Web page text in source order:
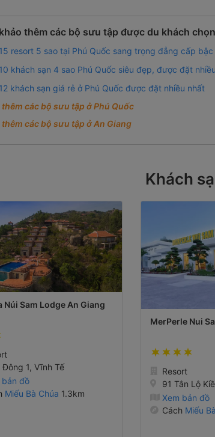
thêm các bộ sưu tập được du khách
resort 5 sao tại Phú Quốc sang trọng đẳng cấp bậc
khách sạn 4 sao Phú Quốc siêu đẹp, được đặt
khách sạn giá rẻ ở Phú Quốc được đặt nhiều nhất
thêm các bộ sưu tập ở Phú Quốc
thêm các bộ sưu tập ở An Giang
Khách
Núi Sam Lodge An Giang
Đông 1, Vĩnh Tế
bản đồ
Miếu Bà Chúa 1.3km
MerPerle Nui
Resort
91 Tân Lộ
Xem bản đồ
Cách Miếu